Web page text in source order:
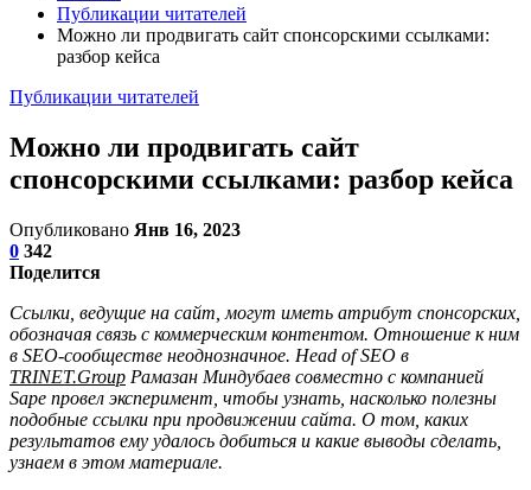
Публикации читателей
Можно ли продвигать сайт спонсорскими ссылками:
разбор кейса
Публикации читателей
Можно ли продвигать сайт
спонсорскими ссылками: разбор кейса
Опубликовано Янв 16, 2023
0 342
Поделится
Ссылки, ведущие на сайт, могут иметь атрибут спонсорских,
обозначая связь с коммерческим контентом. Отношение к ним
в SEO-сообществе неоднозначное. Head of SEO в
TRINET.Group Рамазан Миндубаев совместно с компанией
Sape провел эксперимент, чтобы узнать, насколько полезны
подобные ссылки при продвижении сайта. О том, каких
результатов ему удалось добиться и какие выводы сделать,
узнаем в этом материале.